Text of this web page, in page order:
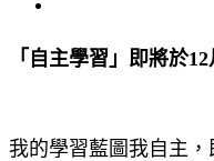
「自主學習」即將於
我的學習藍圖我自主